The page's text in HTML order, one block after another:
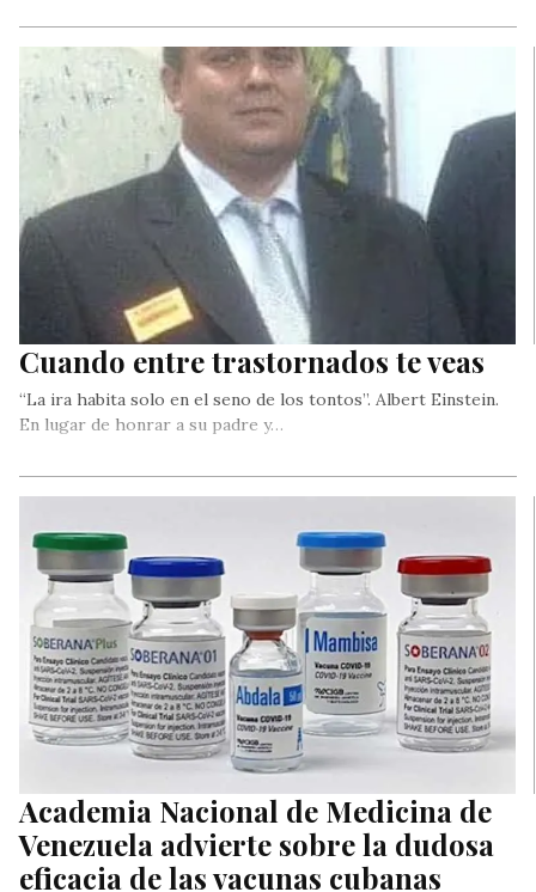
Cuando entre trastornados te veas
“La ira habita solo en el seno de los tontos”. Albert Einstein.
En lugar de honrar a su padre y…
Academia Nacional de Medicina de
Venezuela advierte sobre la dudosa
eficacia de las vacunas cubanas